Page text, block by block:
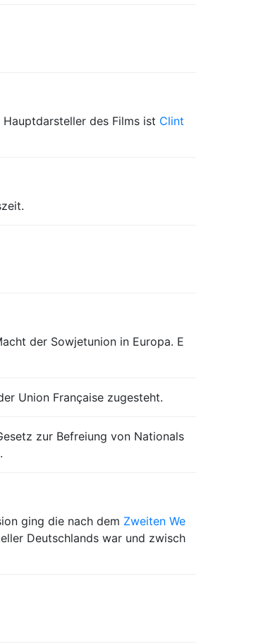
des Films ist Clint
der Sowjetunion in Europa. E
Union Française zugesteht.
zur Befreiung von Nationals
.
ging die nach dem Zweiten We
Deutschlands war und zwisch